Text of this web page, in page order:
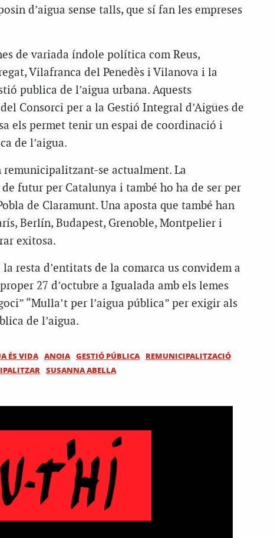
d’aigua sense talls, que sí fan les empreses
de variada índole política com Reus,
Vilafranca del Penedès i Vilanova i la
publica de l’aigua urbana. Aquests
Consorci per a la Gestió Integral d’Aigües de
els permet tenir un espai de coordinació i
de l’aigua.
remunicipalitzant-se actualment. La
futur per Catalunya i també ho ha de ser per
de Claramunt. Una aposta que també han
Berlín, Budapest, Grenoble, Montpelier i
exitosa.
resta d’entitats de la comarca us convidem a
27 d’octubre a Igualada amb els lemes
“Mulla’t per l’aigua pública” per exigir als
de l’aigua.
ÉS VIDA ANOIA GESTIÓ PÚBLICA
REMUNICIPALITZACIÓ
SUSANNA ABELLA